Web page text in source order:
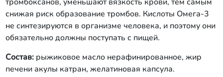
снижая риск образование тромбов. Кислоты Омега-3
не синтезируются в организме человека, и поэтому они
обязательно должны поступать с пищей.
Состав: рыжиковое масло нерафинированное, жир
печени акулы катран, желатиновая капсула.